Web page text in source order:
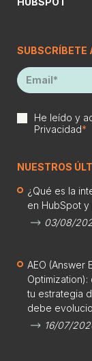
SUBSCRÍBETE
He leído y
Privacidad*
NUESTROS
¿Qué es la
en HubSpot
03/08/
AEO (Answer
tu estrategia
debe
16/07/